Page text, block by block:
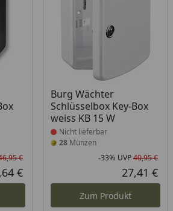
Rabatt in Prozent
Ursprünglicher Preis
€
Aktueller Preis
€
Burg Wächter
Schlüsselbox Key-Box
weiss KB 15 W
Produkt nicht lieferbar
Nicht lieferbar
28Münzen
-33% UVP40,95 €
27,41 €
Zum Produkt